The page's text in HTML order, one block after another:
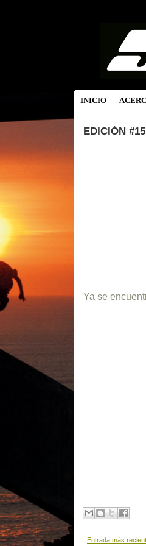
INICIO
EDICIÓN
Ya se
Entrada más